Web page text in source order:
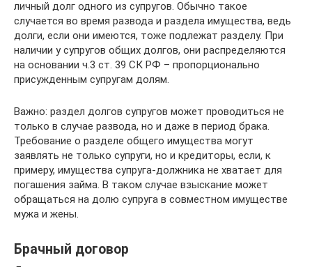
личный долг одного из супругов. Обычно такое
случается во время развода и раздела имущества, ведь
долги, если они имеются, тоже подлежат разделу. При
наличии у супругов общих долгов, они распределяются
на основании ч.3 ст. 39 СК РФ – пропорционально
присужденным супругам долям.
Важно: раздел долгов супругов может проводиться не
только в случае развода, но и даже в период брака.
Требование о разделе общего имущества могут
заявлять не только супруги, но и кредиторы, если, к
примеру, имущества супруга-должника не хватает для
погашения займа. В таком случае взыскание может
обращаться на долю супруга в совместном имуществе
мужа и жены.
Брачный договор